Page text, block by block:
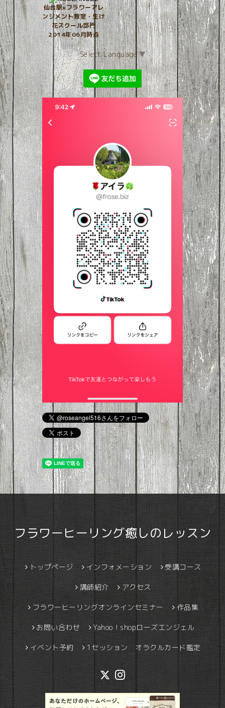
仙台駅×フラワーアレ
ンジメント教室・生け
花スクール部門
2014年06月時点
Select Language▼
フラワーヒーリング癒しのレッスン
トップページ インフォメーション 受講コース
講師紹介 アクセス
フラワーヒーリングオンラインセミナー 作品集
お問い合わせ Yahoo！shopローズエンジェル
イベント予約 1セッション オラクルカード鑑定